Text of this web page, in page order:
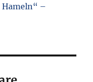
–